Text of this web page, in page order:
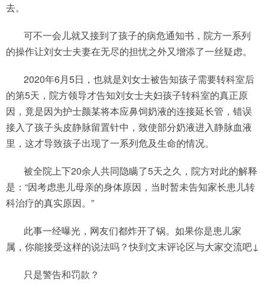
去。
可不一会儿就又接到了孩子的病危通知书，院方一系列
的操作让刘女士夫妻在无尽的担忧之外又增添了一丝疑虑。
2020年6月5日，也就是刘女士被告知孩子需要转科室后
的第5天，院方领导才告知刘女士夫妇孩子转科室的真正原
因，竟是因为护士颜某将本应鼻饲奶液的连接延长管，错误
接入了孩子头皮静脉留置针中，致使部分奶液进入静脉血液
里，这才导致孩子出现了一系列危及生命的情况。
被全院上下20余人共同隐瞒了5天之久，院方对此的解释
是：“因考虑患儿母亲的身体原因，当时暂未告知家长患儿转
科治疗的真实原因。”
此事一经曝光，网友们都炸开了锅。如果你是患儿家
属，你能接受这样的说法吗？快到文末评论区与大家交流吧↓
只是警告和罚款？